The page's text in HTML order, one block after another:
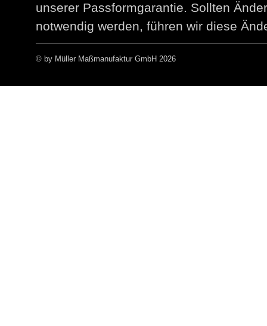
unserer Passformgarantie. Sollten
notwendig werden, führen wir diese
© by Müller Maßmanufaktur GmbH 2026